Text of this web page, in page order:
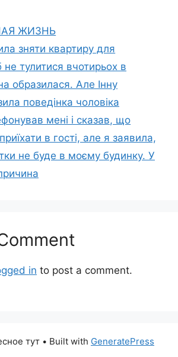
ЖИЗНЬ
зняти квартиру для
тулитися вчотирьох в
образилася. Але Інну
поведінка чоловіка
мені і сказав, що
в гості, але я заявила,
не буде в моєму будинку. У
in to post a comment.
тут • Built with GeneratePress